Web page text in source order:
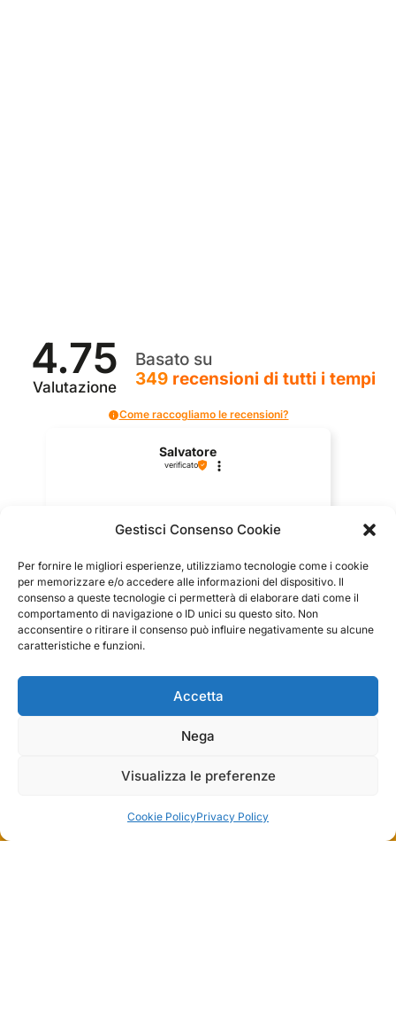
Gestisci Consenso Cookie
Per fornire le migliori esperienze, utilizziamo tecnologie come i cookie
per memorizzare e/o accedere alle informazioni del dispositivo. Il
consenso a queste tecnologie ci permetterà di elaborare dati come il
comportamento di navigazione o ID unici su questo sito. Non
acconsentire o ritirare il consenso può influire negativamente su alcune
caratteristiche e funzioni.
Accetta
Nega
Visualizza le preferenze
Cookie PolicyPrivacy Policy
4.75
Valutazione
Basato su
349recensioni di tutti i tempi
Come raccogliamo le recensioni?
l'acquisto sia andato liscio, e che possiamo fornire il
servizio giusto a clienti così fantastici. Grazie
Salvatore
verificato
Servizio clienti competente, lo consiglio.
0 0
questa settimana
raccolte e verificate da